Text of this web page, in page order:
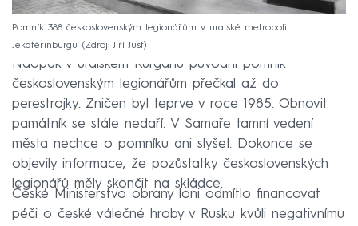
Pomník 388 československým legionářům v uralské metropoli
Jekatěrinburgu
Zdroj: Jiří Just
Naopak v uralském Kurganu původní pomník
československým legionářům přečkal až do
perestrojky. Zničen byl teprve v roce 1985. Obnovit
památník se stále nedaří. V Samaře tamní vedení
města nechce o pomníku ani slyšet. Dokonce se
objevily informace, že pozůstatky československých
legionářů měly skončit na skládce.
České Ministerstvo obrany loni odmítlo financovat
péči o české válečné hroby v Rusku kvůli negativnímu